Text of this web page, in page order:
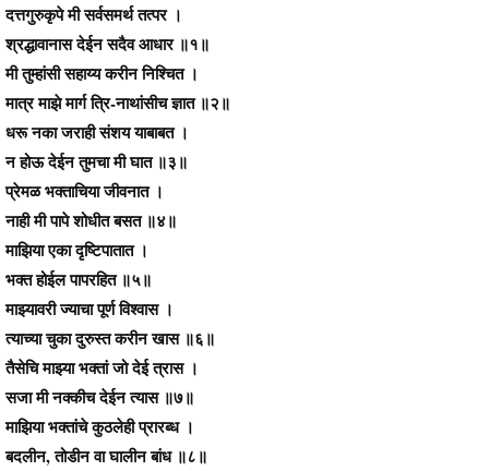
दत्तगुरुकृपे मी सर्वसमर्थ तत्पर ।
श्रद्धावानास देईन सदैव आधार ॥१॥
मी तुम्हांसी सहाय्य करीन निश्‍चित ।
मात्र माझे मार्ग त्रि-नाथांसीच ज्ञात ॥२॥
धरू नका जराही संशय याबाबत ।
न होऊ देईन तुमचा मी घात ॥३॥
प्रेमळ भक्ताचिया जीवनात ।
नाही मी पापे शोधीत बसत ॥४॥
माझिया एका दृष्टिपातात ।
भक्त होईल पापरहित ॥५॥
माझ्यावरी ज्याचा पूर्ण विश्‍वास ।
त्याच्या चुका दुरुस्त करीन खास ॥६॥
तैसेचि माझ्या भक्तां जो देई त्रास ।
सजा मी नक्कीच देईन त्यास ॥७॥
माझिया भक्तांचे कुठलेही प्रारब्ध ।
बदलीन, तोडीन वा घालीन बांध ॥८॥